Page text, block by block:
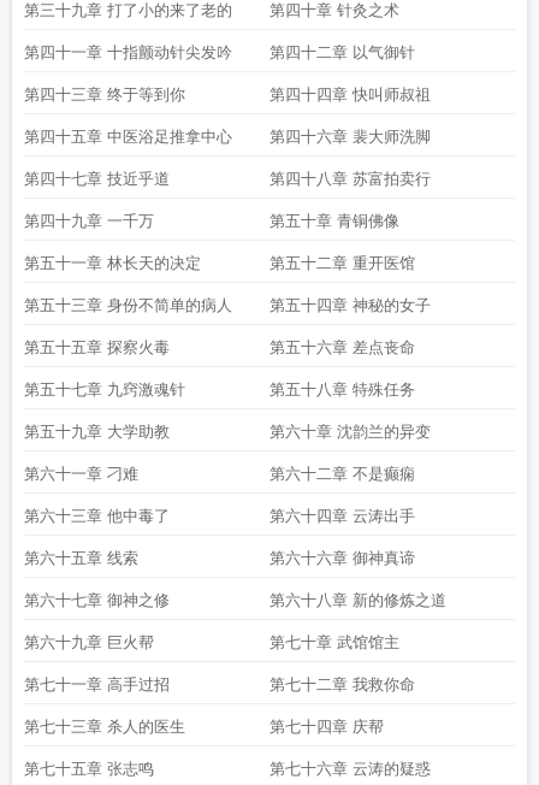
第三十九章 打了小的来了老的 第四十章 针灸之术
第四十一章 十指颤动针尖发吟 第四十二章 以气御针
第四十三章 终于等到你 第四十四章 快叫师叔祖
第四十五章 中医浴足推拿中心 第四十六章 裴大师洗脚
第四十七章 技近乎道 第四十八章 苏富拍卖行
第四十九章 一千万 第五十章 青铜佛像
第五十一章 林长天的决定 第五十二章 重开医馆
第五十三章 身份不简单的病人 第五十四章 神秘的女子
第五十五章 探察火毒 第五十六章 差点丧命
第五十七章 九窍激魂针 第五十八章 特殊任务
第五十九章 大学助教 第六十章 沈韵兰的异变
第六十一章 刁难 第六十二章 不是癫痫
第六十三章 他中毒了 第六十四章 云涛出手
第六十五章 线索 第六十六章 御神真谛
第六十七章 御神之修 第六十八章 新的修炼之道
第六十九章 巨火帮 第七十章 武馆馆主
第七十一章 高手过招 第七十二章 我救你命
第七十三章 杀人的医生 第七十四章 庆帮
第七十五章 张志鸣 第七十六章 云涛的疑惑